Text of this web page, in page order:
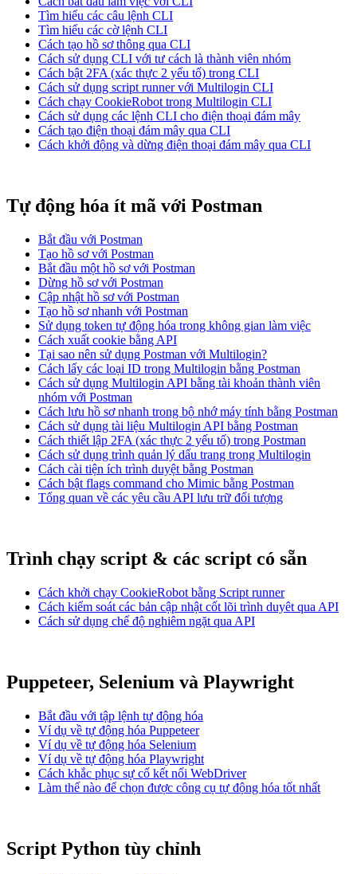
Tìm hiểu các câu lệnh CLI
Tìm hiểu các cờ lệnh CLI
Cách tạo hồ sơ thông qua CLI
Cách sử dụng CLI với tư cách là thành viên nhóm
Cách bật 2FA (xác thực 2 yếu tố) trong CLI
Cách sử dụng script runner với Multilogin CLI
Cách chạy CookieRobot trong Multilogin CLI
Cách sử dụng các lệnh CLI cho điện thoại đám mây
Cách tạo điện thoại đám mây qua CLI
Cách khởi động và dừng điện thoại đám mây qua CLI
Tự động hóa ít mã với Postman
Bắt đầu với Postman
Tạo hồ sơ với Postman
Bắt đầu một hồ sơ với Postman
Dừng hồ sơ với Postman
Cập nhật hồ sơ với Postman
Tạo hồ sơ nhanh với Postman
Sử dụng token tự động hóa trong không gian làm việc
Cách xuất cookie bằng API
Tại sao nên sử dụng Postman với Multilogin?
Сách lấy các loại ID trong Multilogin bằng Postman
Cách sử dụng Multilogin API bằng tài khoản thành viên
nhóm với Postman
Cách lưu hồ sơ nhanh trong bộ nhớ máy tính bằng Postman
Cách sử dụng tài liệu Multilogin API bằng Postman
Cách thiết lập 2FA (xác thực 2 yếu tố) trong Postman
Cách sử dụng trình quản lý dấu trang trong Multilogin
Cách cài tiện ích trình duyệt bằng Postman
Cách bật flags command cho Mimic bằng Postman
Tổng quan về các yêu cầu API lưu trữ đối tượng
Trình chạy script & các script có sẵn
Cách khởi chạy CookieRobot bằng Script runner
Cách kiểm soát các bản cập nhật cốt lõi trình duyêt qua API
Cách sử dụng chế độ nghiêm ngặt qua API
Puppeteer, Selenium và Playwright
Bắt đầu với tập lệnh tự động hóa
Ví dụ về tự động hóa Puppeteer
Ví dụ về tự động hóa Selenium
Ví dụ về tự động hóa Playwright
Cách khắc phục sự cố kết nối WebDriver
Làm thế nào để chọn được công cụ tự động hóa tốt nhất
Script Python tùy chỉnh